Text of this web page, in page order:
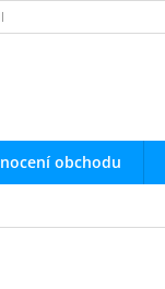
O PRODUKTECH
obchodu